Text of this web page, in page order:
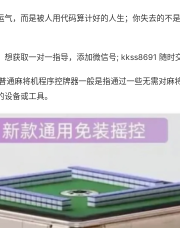
气，而是被人用代码算计好的人生；你失去的不
获取一对一指导，添加微信号; kkss8691 随时
通麻将机程序控牌器一般是指通过一些无需对麻
备或工具。